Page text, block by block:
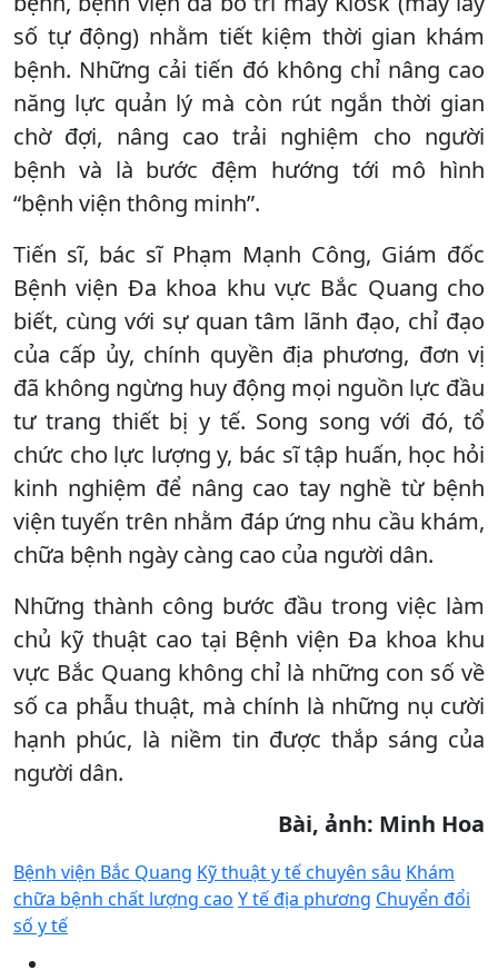
số tự động) nhằm tiết kiệm thời gian khám
bệnh. Những cải tiến đó không chỉ nâng cao
năng lực quản lý mà còn rút ngắn thời gian
chờ đợi, nâng cao trải nghiệm cho người
bệnh và là bước đệm hướng tới mô hình
“bệnh viện thông minh”.
Tiến sĩ, bác sĩ Phạm Mạnh Công, Giám đốc
Bệnh viện Đa khoa khu vực Bắc Quang cho
biết, cùng với sự quan tâm lãnh đạo, chỉ đạo
của cấp ủy, chính quyền địa phương, đơn vị
đã không ngừng huy động mọi nguồn lực đầu
tư trang thiết bị y tế. Song song với đó, tổ
chức cho lực lượng y, bác sĩ tập huấn, học hỏi
kinh nghiệm để nâng cao tay nghề từ bệnh
viện tuyến trên nhằm đáp ứng nhu cầu khám,
chữa bệnh ngày càng cao của người dân.
Những thành công bước đầu trong việc làm
chủ kỹ thuật cao tại Bệnh viện Đa khoa khu
vực Bắc Quang không chỉ là những con số về
số ca phẫu thuật, mà chính là những nụ cười
hạnh phúc, là niềm tin được thắp sáng của
người dân.
Bài, ảnh: Minh Hoa
Bệnh viện Bắc Quang Kỹ thuật y tế chuyên sâu Khám
chữa bệnh chất lượng cao Y tế địa phương Chuyển đổi
số y tế